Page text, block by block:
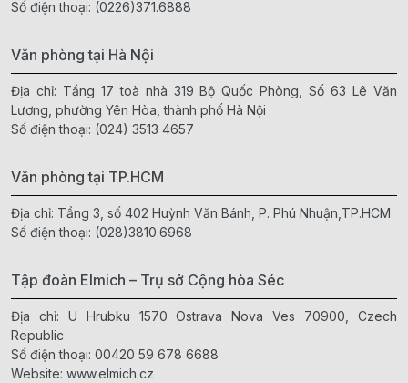
Số điện thoại: (0226)371.6888
Văn phòng tại Hà Nội
Địa chỉ: Tầng 17 toà nhà 319 Bộ Quốc Phòng, Số 63 Lê Văn
Lương, phường Yên Hòa, thành phố Hà Nội
Số điện thoại: (024) 3513 4657
Văn phòng tại TP.HCM
Địa chỉ: Tầng 3, số 402 Huỳnh Văn Bánh, P. Phú Nhuận,TP.HCM
Số điện thoại: (028)3810.6968
Tập đoàn Elmich – Trụ sở Cộng hòa Séc
Địa chỉ: U Hrubku 1570 Ostrava Nova Ves 70900, Czech
Republic
Số điện thoại: 00420 59 678 6688
Website: www.elmich.cz